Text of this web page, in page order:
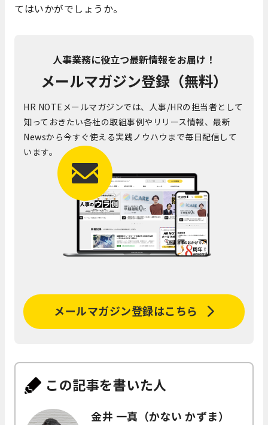
てはいかがでしょうか。
人事業務に役立つ最新情報をお届け！
メールマガジン登録（無料）
HR NOTEメールマガジンでは、人事/HRの担当者として
知っておきたい各社の取組事例やリリース情報、最新
Newsから今すぐ使える実践ノウハウまで毎日配信して
います。
メールマガジン登録はこちら
この記事を書いた人
金井 一真（かない かずま）